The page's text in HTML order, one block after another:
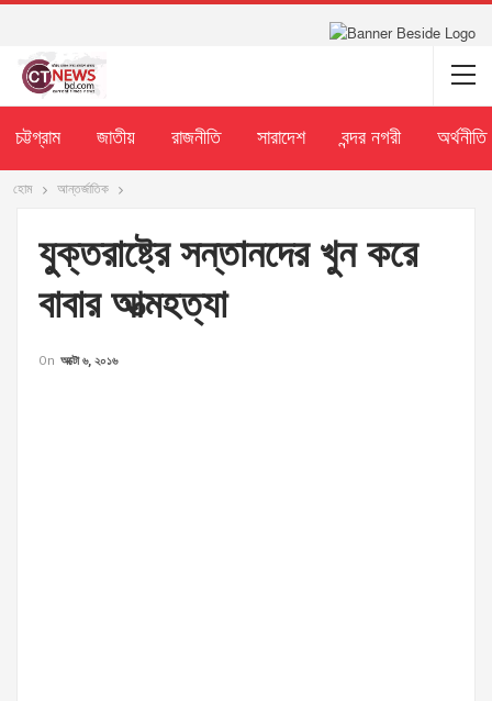
চট্টগ্রাম জাতীয় রাজনীতি সারাদেশ বন্দর নগরী অর্থনীতি
হোম আন্তর্জাতিক
যু্ক্তরাষ্ট্রে সন্তানদের খুন করে
বাবার আত্মহত্যা
On অক্টো ৬, ২০১৬